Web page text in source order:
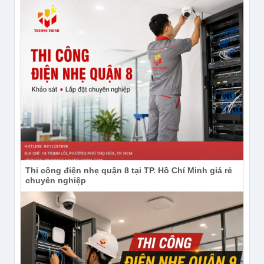
Cần tư vấn Camera IP Hikvision
Mini PT 2MP DS-
2DE2C200IWG/W?
Liên hệ Trường Thịnh để được kiểm tra tồn
kho, tư vấn cấu hình phù hợp và báo giá
chính xác trước khi đặt mua.
THÔNG TIN LIÊN HỆ & HỖ TRỢ
KHÁCH HÀNG:
CÔNG TY TNHH ĐẦU TƯ CÔNG NGHỆ TRƯỜNG
THỊNH
Địa chỉ : 14 Trịnh Lỗi, Phường Phú Thọ Hòa, TP.
HCM, Việt Nam
Thi công điện nhẹ quận 8 tại TP. Hồ Chí Minh giá rẻ
chuyên nghiệp